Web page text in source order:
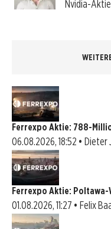
Nvidia-
Ferrexpo Aktie: 788-
06.08.2026, 18:52 • Dieter
Ferrexpo Aktie:
01.08.2026, 11:27 • Felix